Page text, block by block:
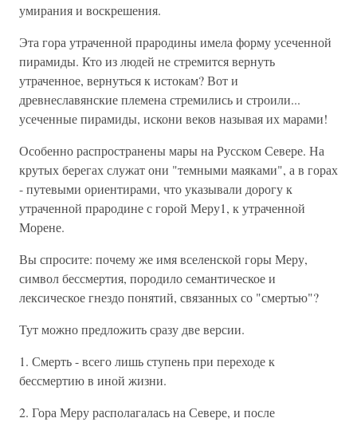
умирания и воскрешения.
Эта гора утраченной прародины имела форму усеченной
пирамиды. Кто из людей не стремится вернуть
утраченное, вернуться к истокам? Вот и
древнеславянские племена стремились и строили...
усеченные пирамиды, искони веков называя их марами!
Особенно распространены мары на Русском Севере. На
крутых берегах служат они "темными маяками", а в горах
- путевыми ориентирами, что указывали дорогу к
утраченной прародине с горой Меру1, к утраченной
Морене.
Вы спросите: почему же имя вселенской горы Меру,
символ бессмертия, породило семантическое и
лексическое гнездо понятий, связанных со "смертью"?
Тут можно предложить сразу две версии.
1. Смерть - всего лишь ступень при переходе к
бессмертию в иной жизни.
2. Гора Меру располагалась на Севере, и после